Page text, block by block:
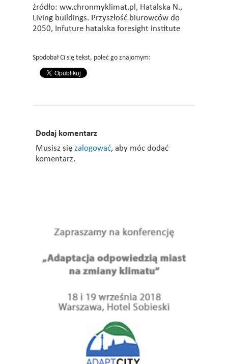
źródło: ww.chronmyklimat.pl, Hatalska N.,
Living buildings. Przyszłość biurowców do
2050, Infuture hatalska foresight institute
Spodobał Ci się tekst, poleć go znajomym:
Dodaj komentarz
Musisz się zalogować, aby móc dodać
komentarz.